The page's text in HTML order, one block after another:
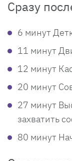
Сразу
6 минут
11 минут
12 минут
20 минут
27 минут
захватить
80 минут